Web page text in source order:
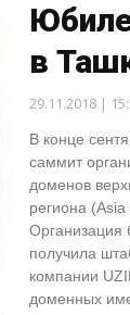
в
29.11.2018 |
В конце
саммит
доменов
региона
Организация
получила
компании
доменных